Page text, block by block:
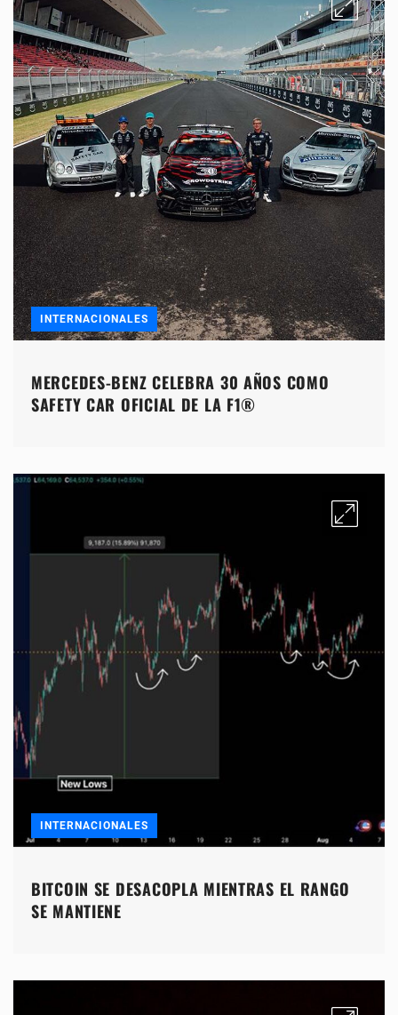
INTERNACIONALES
MERCEDES-BENZ CELEBRA 30 AÑOS COMO
SAFETY CAR OFICIAL DE LA F1®
INTERNACIONALES
BITCOIN SE DESACOPLA MIENTRAS EL RANGO
SE MANTIENE